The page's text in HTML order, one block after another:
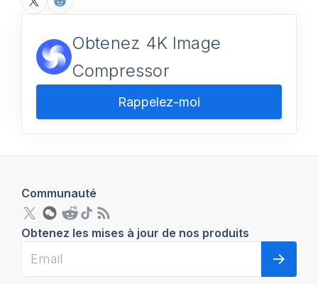
Obtenez 4K Image
Compressor
Rappelez-moi
Communauté
Obtenez les mises à jour de nos produits